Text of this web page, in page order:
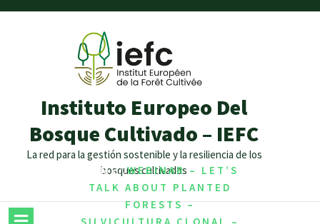
Instituto Europeo Del
Bosque Cultivado – IEFC
La red para la gestión sostenible y la resiliencia de los
bosques cultivados
HOME//WEBINAR – LET’S
TALK ABOUT PLANTED
FORESTS –